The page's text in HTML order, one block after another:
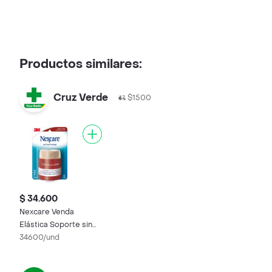
Productos similares:
Cruz Verde $1500
$ 34.600
Nexcare Venda
Elástica Soporte sin
Dolor
34600/und